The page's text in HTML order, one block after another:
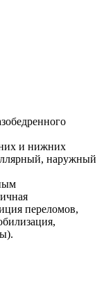
и нижних
наружный
переломов,